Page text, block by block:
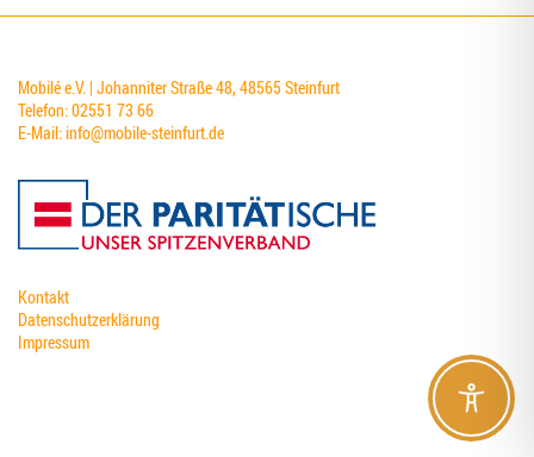
Mobilé e.V. | Johanniter Straße 48, 48565 Steinfurt
Telefon: 02551 73 66
E-Mail:info@mobile-steinfurt.de
Kontakt
Datenschutzerklärung
Impressum